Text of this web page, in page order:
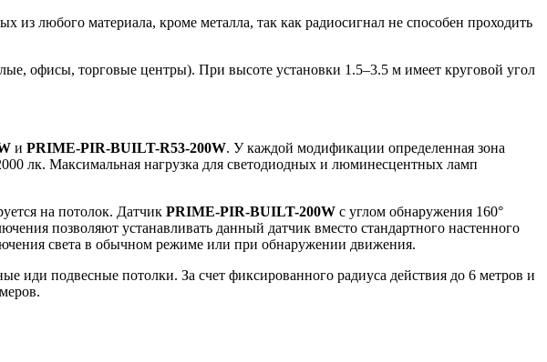
из любого материала, кроме металла, так как радиосигнал не способен проходить
офисы, торговые центры). При высоте установки 1.5–3.5 м имеет круговой угол
и PRIME-PIR-BUILT-R53-200W. У каждой модификации определенная зона
лк. Максимальная нагрузка для светодиодных и люминесцентных ламп
на потолок. Датчик PRIME-PIR-BUILT-200W с углом обнаружения 160°
позволяют устанавливать данный датчик вместо стандартного настенного
света в обычном режиме или при обнаружении движения.
иди подвесные потолки. За счет фиксированного радиуса действия до 6 метров и